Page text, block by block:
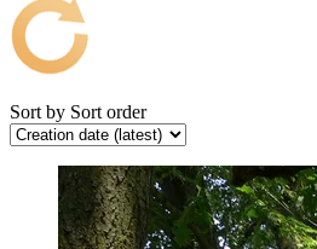
Sort by Sort order